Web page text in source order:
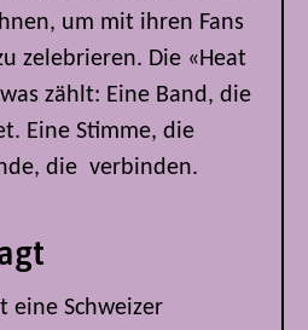
um mit ihren Fans
zelebrieren. Die «Heat
zählt: Eine Band, die
Eine Stimme, die
die verbinden.
eine Schweizer